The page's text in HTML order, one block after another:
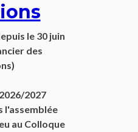
le 30 juin
des
2027
l'assemblée
au Colloque